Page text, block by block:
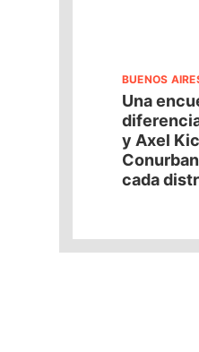
BUENOS
Una
y Axel
cada